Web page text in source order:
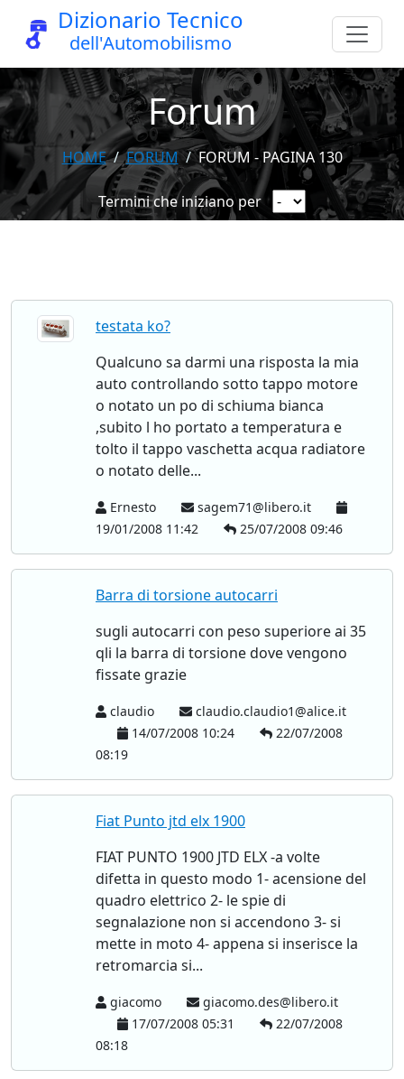
Dizionario Tecnico
dell'Automobilismo
Forum
HOME FORUM FORUM - PAGINA 130
Termini che iniziano per
testata ko?
Qualcuno sa darmi una risposta la mia
auto controllando sotto tappo motore
o notato un po di schiuma bianca
,subito l ho portato a temperatura e
tolto il tappo vaschetta acqua radiatore
o notato delle...
Ernesto
sagem71@libero.it
19/01/2008 11:42
25/07/2008 09:46
Barra di torsione autocarri
sugli autocarri con peso superiore ai 35
qli la barra di torsione dove vengono
fissate grazie
claudio
claudio.claudio1@alice.it
14/07/2008 10:24
22/07/2008
08:19
Fiat Punto jtd elx 1900
FIAT PUNTO 1900 JTD ELX -a volte
difetta in questo modo 1- acensione del
quadro elettrico 2- le spie di
segnalazione non si accendono 3- si
mette in moto 4- appena si inserisce la
retromarcia si...
giacomo
giacomo.des@libero.it
17/07/2008 05:31
22/07/2008
08:18